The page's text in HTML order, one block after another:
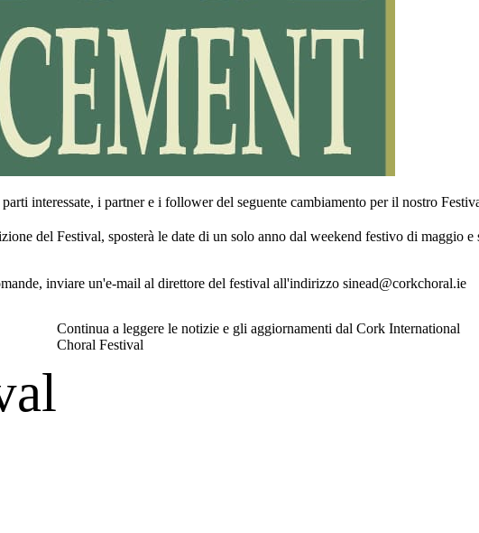
interessate, i partner e i follower del seguente cambiamento per il nostro
del Festival, sposterà le date di un solo anno dal weekend festivo di maggio e
inviare un'e-mail al direttore del festival all'indirizzo sinead@corkchoral.ie
Continua a leggere le notizie e gli aggiornamenti dal Cork International
Choral Festival